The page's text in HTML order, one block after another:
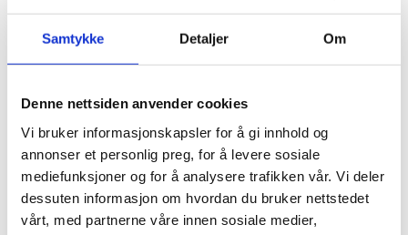
Samtykke Detaljer Om
Denne nettsiden anvender cookies
Vi bruker informasjonskapsler for å gi innhold og
annonser et personlig preg, for å levere sosiale
mediefunksjoner og for å analysere trafikken vår. Vi deler
dessuten informasjon om hvordan du bruker nettstedet
vårt, med partnerne våre innen sosiale medier,
PPC (pay-per-click)
CPC (cost-per-click)
Fordelene med betalt søk er at du kan sette opp en
kampanje og få den ut samme dag du setter den opp.
Om bedriften din har et tilbud som varer en begrenset
tidsperiode, eller ikke kommer høyt opp i resultatene